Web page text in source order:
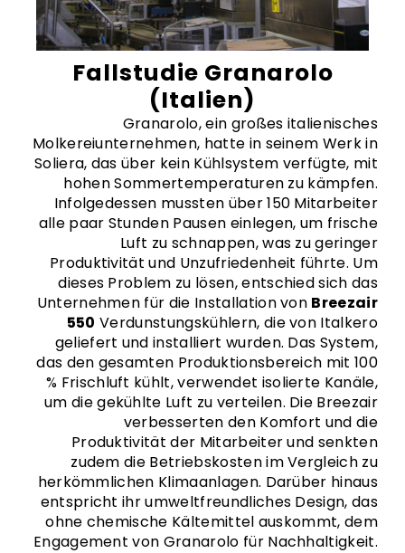
Fallstudie Granarolo
(Italien)
Granarolo, ein großes italienisches
Molkereiunternehmen, hatte in seinem Werk in
Soliera, das über kein Kühlsystem verfügte, mit
hohen Sommertemperaturen zu kämpfen.
Infolgedessen mussten über 150 Mitarbeiter
alle paar Stunden Pausen einlegen, um frische
Luft zu schnappen, was zu geringer
Produktivität und Unzufriedenheit führte. Um
dieses Problem zu lösen, entschied sich das
Unternehmen für die Installation von Breezair
550 Verdunstungskühlern, die von Italkero
geliefert und installiert wurden. Das System,
das den gesamten Produktionsbereich mit 100
% Frischluft kühlt, verwendet isolierte Kanäle,
um die gekühlte Luft zu verteilen. Die Breezair
verbesserten den Komfort und die
Produktivität der Mitarbeiter und senkten
zudem die Betriebskosten im Vergleich zu
herkömmlichen Klimaanlagen. Darüber hinaus
entspricht ihr umweltfreundliches Design, das
ohne chemische Kältemittel auskommt, dem
Engagement von Granarolo für Nachhaltigkeit.